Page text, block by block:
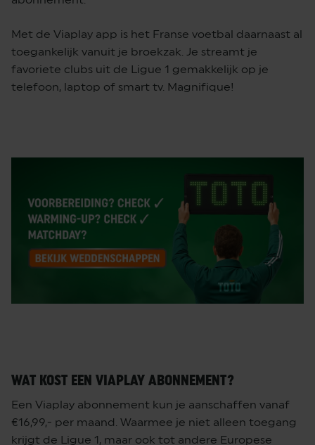
Met de Viaplay app is het Franse voetbal daarnaast al
toegankelijk vanuit je broekzak. Je streamt je
favoriete clubs uit de Ligue 1 gemakkelijk op je
telefoon, laptop of smart tv. Magnifique!
WAT KOST EEN VIAPLAY ABONNEMENT?
Een Viaplay abonnement kun je aanschaffen vanaf
€16,99,- per maand. Waarmee je niet alleen toegang
krijgt de Ligue 1, maar ook tot andere Europese